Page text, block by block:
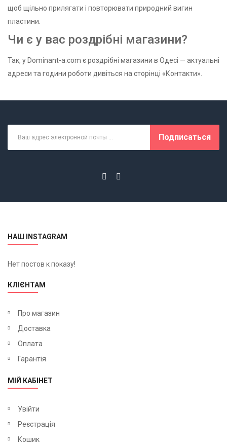
щоб щільно прилягати і повторювати природний вигин
пластини.
Чи є у вас роздрібні магазини?
Так, у Dominant-a.com є роздрібні магазини в Одесі — актуальні
адреси та години роботи дивіться на сторінці «Контакти».
Подписаться
НАШ INSTAGRAM
Нет постов к показу!
КЛІЄНТАМ
Про магазин
Доставка
Оплата
Гарантія
МІЙ КАБІНЕТ
Увійти
Реєстрація
Кошик